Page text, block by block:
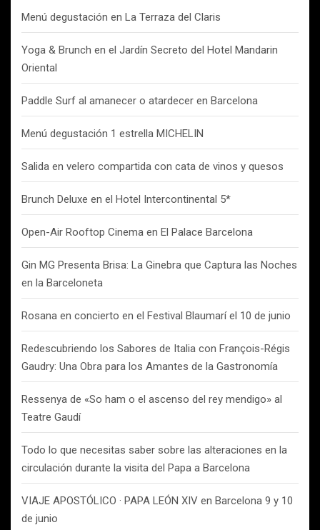
Menú degustación en La Terraza del Claris
Yoga & Brunch en el Jardín Secreto del Hotel Mandarin
Oriental
Paddle Surf al amanecer o atardecer en Barcelona
Menú degustación 1 estrella MICHELIN
Salida en velero compartida con cata de vinos y quesos
Brunch Deluxe en el Hotel Intercontinental 5*
Open-Air Rooftop Cinema en El Palace Barcelona
Gin MG Presenta Brisa: La Ginebra que Captura las Noches
en la Barceloneta
Rosana en concierto en el Festival Blaumarí el 10 de junio
Redescubriendo los Sabores de Italia con François-Régis
Gaudry: Una Obra para los Amantes de la Gastronomía
Ressenya de «So ham o el ascenso del rey mendigo» al
Teatre Gaudí
Todo lo que necesitas saber sobre las alteraciones en la
circulación durante la visita del Papa a Barcelona
VIAJE APOSTÓLICO · PAPA LEÓN XIV en Barcelona 9 y 10
de junio